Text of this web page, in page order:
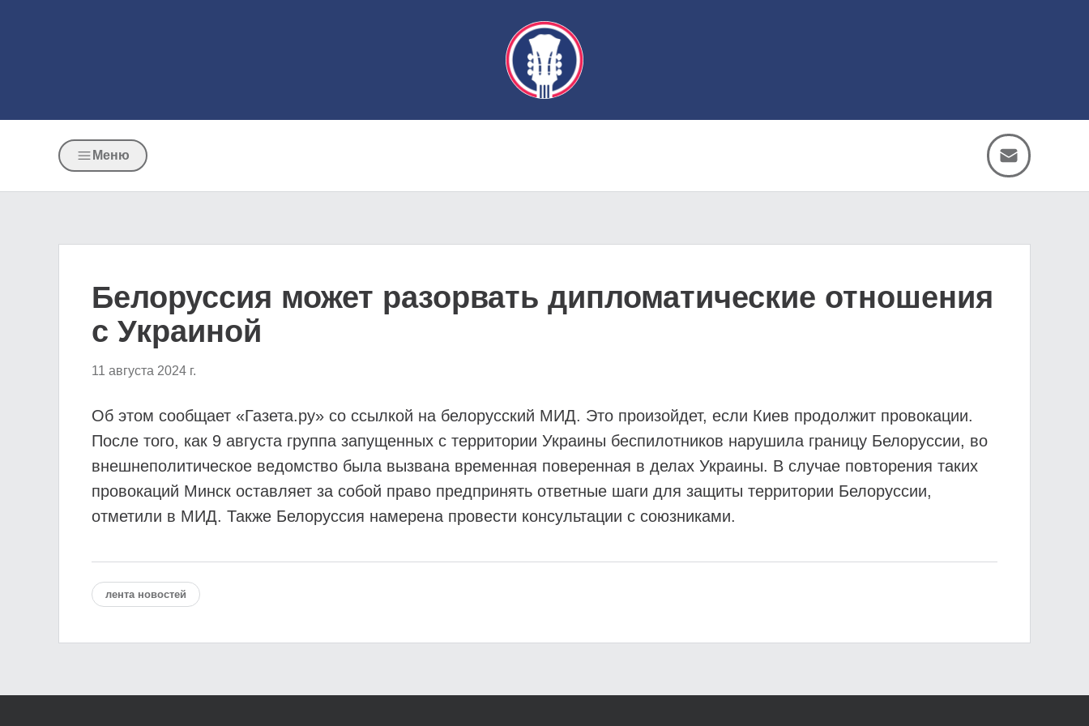
Меню
Белоруссия может разорвать дипломатические отношения
с Украиной
11 августа 2024 г.
Об этом сообщает «Газета.ру» со ссылкой на белорусский МИД. Это произойдет, если Киев продолжит провокации.
После того, как 9 августа группа запущенных с территории Украины беспилотников нарушила границу Белоруссии, во
внешнеполитическое ведомство была вызвана временная поверенная в делах Украины. В случае повторения таких
провокаций Минск оставляет за собой право предпринять ответные шаги для защиты территории Белоруссии,
отметили в МИД. Также Белоруссия намерена провести консультации с союзниками.
лента новостей